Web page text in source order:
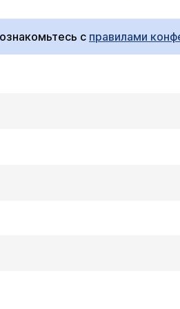
левая сторона
нерв. Скажите,
Вашему описанию, Вы
характера
с правилами